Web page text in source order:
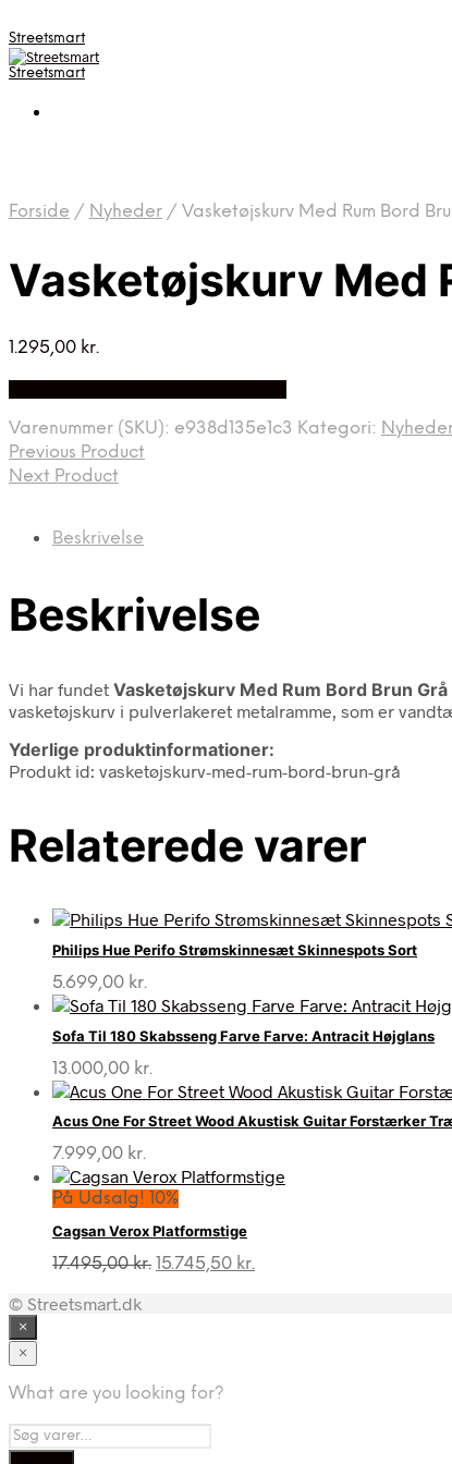
Streetsmart
Streetsmart
Forside / Nyheder / Vasketøjskurv Med Rum Bord
Vasketøjskurv Med
1.295,00 kr.
Varenummer (SKU): e938d135e1c3 Kategori:
Previous Product
Next Product
Beskrivelse
Beskrivelse
Vi har fundet Vasketøjskurv Med Rum Bord Brun Grå
vasketøjskurv i pulverlakeret metalramme, som er
Yderlige produktinformationer:
Produkt id: vasketøjskurv-med-rum-bord-brun-grå
Relaterede varer
Philips Hue Perifo Strømskinnesæt Skinnespots Sort
5.699,00 kr.
Sofa Til 180 Skabsseng Farve Farve: Antracit Højglans
13.000,00 kr.
Acus One For Street Wood Akustisk Guitar Forstærker
7.999,00 kr.
På Udsalg! 10%
Cagsan Verox Platformstige
17.495,00kr. Den
15.745,50 kr.
© Streetsmart.dk
×
×
What are you looking for?